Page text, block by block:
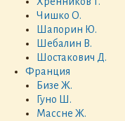
Чишко О.
Шапорин Ю.
Шебалин В.
Шостакович Д.
Франция
Бизе Ж.
Гуно Ш.
Массне Ж.